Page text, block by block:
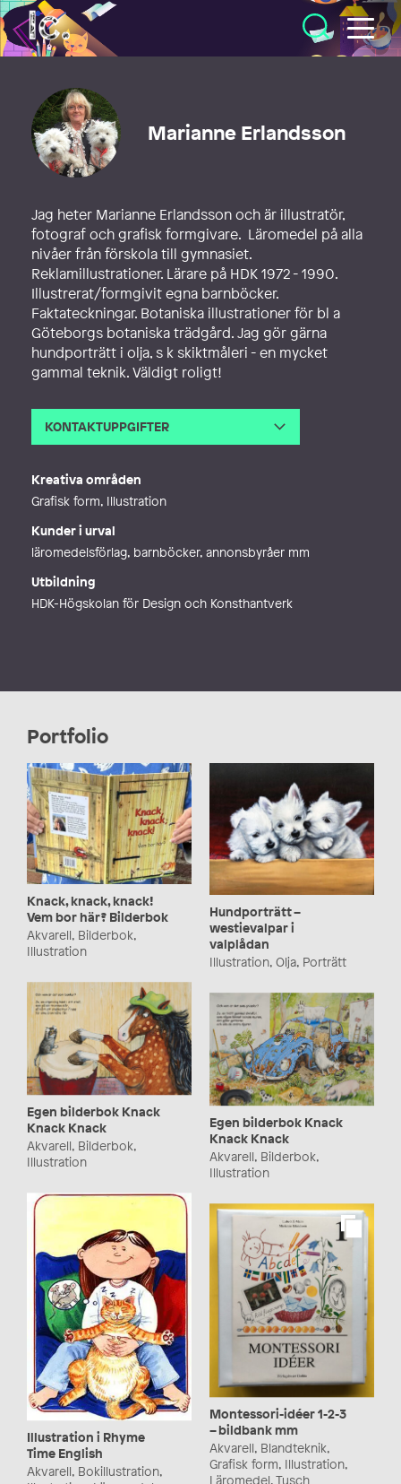
Illustratörcentrum
Marianne Erlandsson
Jag heter Marianne Erlandsson och är illustratör,
fotograf och grafisk formgivare. Läromedel på alla
nivåer från förskola till gymnasiet.
Reklamillustrationer. Lärare på HDK 1972 - 1990.
Illustrerat/formgivit egna barnböcker.
Faktateckningar. Botaniska illustrationer för bl a
Göteborgs botaniska trädgård. Jag gör gärna
hundporträtt i olja, s k skiktmåleri - en mycket
gammal teknik. Väldigt roligt!
KONTAKTUPPGIFTER
Kreativa områden
Grafisk form, Illustration
Kunder i urval
läromedelsförlag, barnböcker, annonsbyråer mm
Utbildning
HDK-Högskolan för Design och Konsthantverk
Portfolio
Knack, knack, knack!
Vem bor här? Bilderbok
Akvarell, Bilderbok,
Illustration
Hundporträtt –
westievalpar i
valplådan
Illustration, Olja, Porträtt
Egen bilderbok Knack
Knack Knack
Akvarell, Bilderbok,
Illustration
Egen bilderbok Knack
Knack Knack
Akvarell, Bilderbok,
Illustration
Illustration i Rhyme
Time English
Akvarell, Bokillustration,
Montessori-idéer 1-2-3
– bildbank mm
Akvarell, Blandteknik,
Grafisk form, Illustration,
Läromedel, Tusch